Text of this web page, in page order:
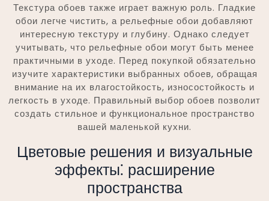
Текстура обоев также играет важную роль. Гладкие
обои легче чистить, а рельефные обои добавляют
интересную текстуру и глубину. Однако следует
учитывать, что рельефные обои могут быть менее
практичными в уходе. Перед покупкой обязательно
изучите характеристики выбранных обоев, обращая
внимание на их влагостойкость, износостойкость и
легкость в уходе. Правильный выбор обоев позволит
создать стильное и функциональное пространство
вашей маленькой кухни.
Цветовые решения и визуальные
эффекты⁚ расширение
пространства